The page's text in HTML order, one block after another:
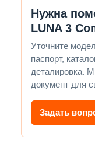
Нужна
LUNA 3
Уточните
паспорт,
деталировка.
документ для
Задать